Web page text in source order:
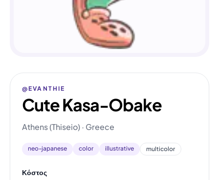
@EVANTHIE
Cute Kasa-Obake
Athens (Thiseio) · Greece
neo-japanese color illustrative multicolor
Κόστος